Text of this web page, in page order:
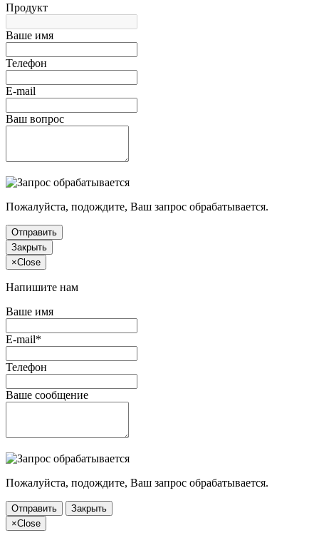
Продукт
Ваше имя
Телефон
E-mail
Ваш вопрос
Пожалуйста, подождите, Ваш запрос обрабатывается.
Отправить
Закрыть
×Close
Напишите нам
Ваше имя
E-mail*
Телефон
Ваше сообщение
Пожалуйста, подождите, Ваш запрос обрабатывается.
Отправить
Закрыть
×Close